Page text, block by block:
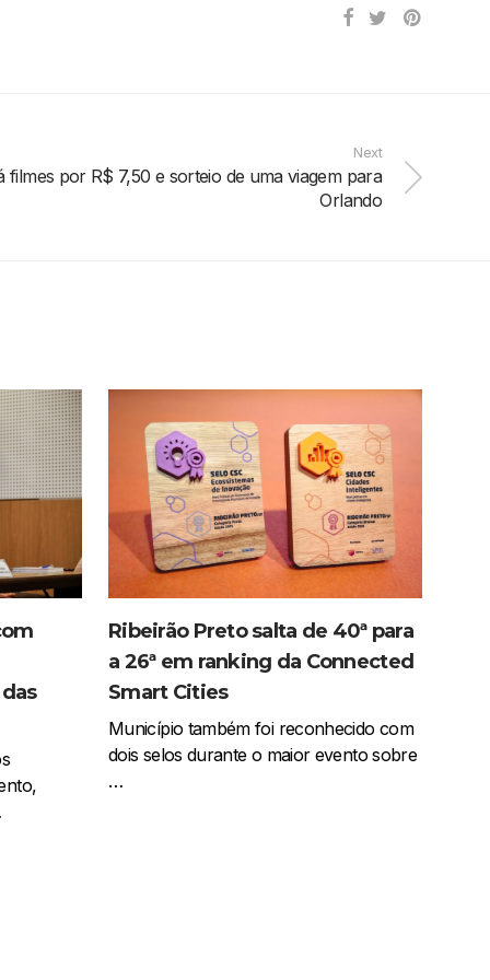
Next
filmes por R$ 7,50 e sorteio de uma viagem para
Orlando
Ribeirão Preto salta de 40ª para
a 26ª em ranking da Connected
Smart Cities
Município também foi reconhecido com
dois selos durante o maior evento sobre
…